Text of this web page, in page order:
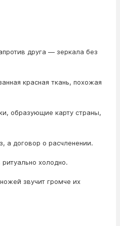
друга — зеркала без
красная ткань, похожая
образующие карту страны,
а договор о расчленении.
холодно.
звучит громче их